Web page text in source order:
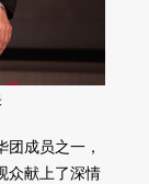
成员之一，
众献上了深情